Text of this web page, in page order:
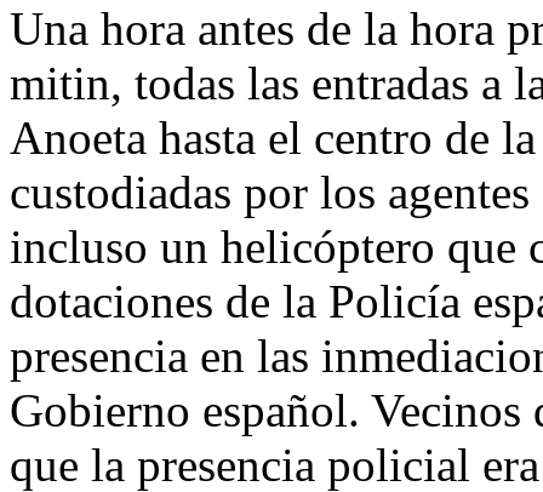
Una hora antes de la hora
mitin, todas las entradas a
Anoeta hasta el centro de
custodiadas por los
incluso un helicóptero que
dotaciones de la Policía
presencia en las
Gobierno español. Vecinos
que la presencia policial